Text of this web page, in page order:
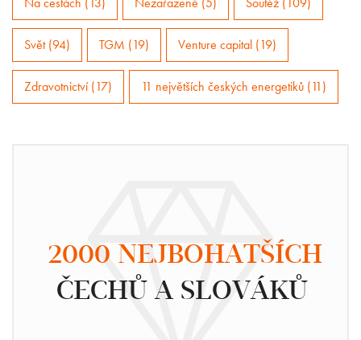
Svět (94) TGM (19) Venture capital (19)
Zdravotnictví (17) 11 největších českých energetiků (11)
2000 NEJBOHATŠÍCH
ČECHŮ A SLOVÁKŮ